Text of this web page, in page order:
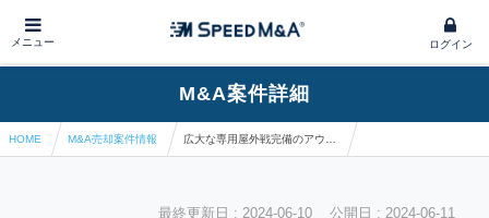
メニュー ログイン
M&A案件詳細
HOME M&A売却案件情報
最終更新日 : 2024-06-10 公開日 : 2024-06-11